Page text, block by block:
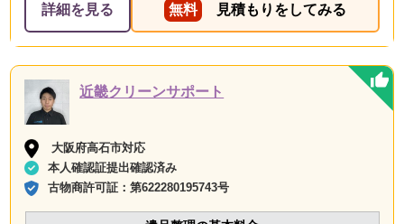
詳細を見る 無料 見積もりをしてみる
近畿クリーンサポート
大阪府高石市対応
本人確認証提出確認済み
古物商許可証：第622280195743号